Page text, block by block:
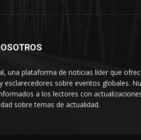
una plataforma de noticias líder que
esclarecedores sobre eventos globales.
a los lectores con
sobre temas de actualidad.